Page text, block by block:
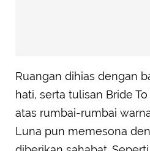
Ruangan dihias dengan
hati, serta tulisan Bride
atas rumbai-rumbai
Luna pun memesona